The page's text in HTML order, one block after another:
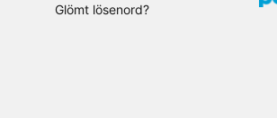
Glömt lösenord?